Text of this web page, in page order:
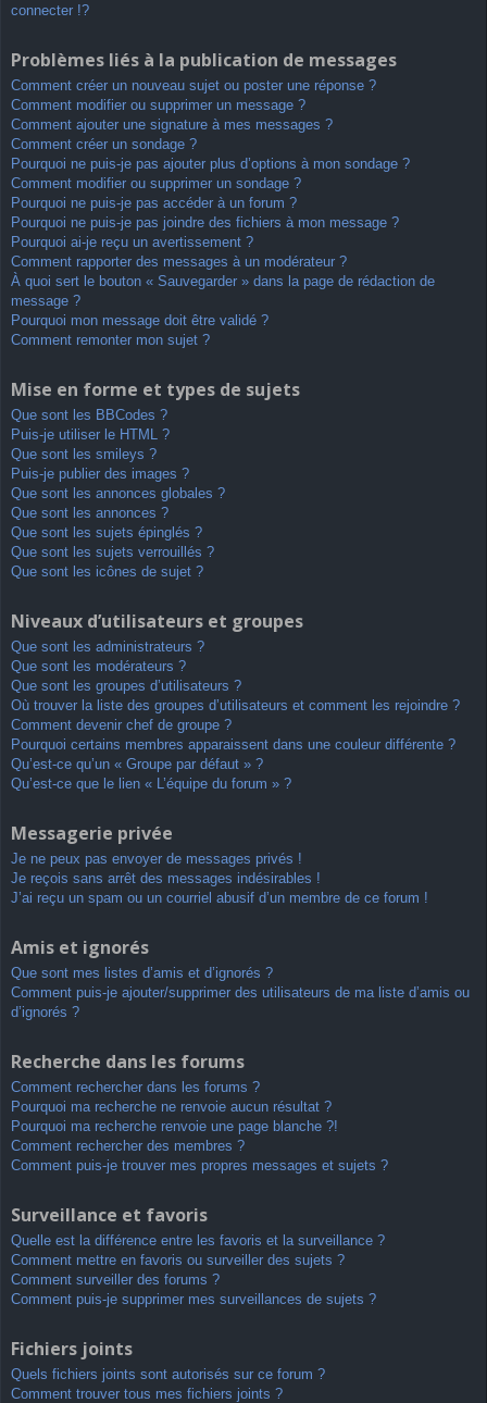
connecter !?
Problèmes liés à la publication de messages
Comment créer un nouveau sujet ou poster une réponse ?
Comment modifier ou supprimer un message ?
Comment ajouter une signature à mes messages ?
Comment créer un sondage ?
Pourquoi ne puis-je pas ajouter plus d’options à mon sondage ?
Comment modifier ou supprimer un sondage ?
Pourquoi ne puis-je pas accéder à un forum ?
Pourquoi ne puis-je pas joindre des fichiers à mon message ?
Pourquoi ai-je reçu un avertissement ?
Comment rapporter des messages à un modérateur ?
À quoi sert le bouton « Sauvegarder » dans la page de rédaction de
message ?
Pourquoi mon message doit être validé ?
Comment remonter mon sujet ?
Mise en forme et types de sujets
Que sont les BBCodes ?
Puis-je utiliser le HTML ?
Que sont les smileys ?
Puis-je publier des images ?
Que sont les annonces globales ?
Que sont les annonces ?
Que sont les sujets épinglés ?
Que sont les sujets verrouillés ?
Que sont les icônes de sujet ?
Niveaux d’utilisateurs et groupes
Que sont les administrateurs ?
Que sont les modérateurs ?
Que sont les groupes d’utilisateurs ?
Où trouver la liste des groupes d’utilisateurs et comment les rejoindre ?
Comment devenir chef de groupe ?
Pourquoi certains membres apparaissent dans une couleur différente ?
Qu’est-ce qu’un « Groupe par défaut » ?
Qu’est-ce que le lien « L’équipe du forum » ?
Messagerie privée
Je ne peux pas envoyer de messages privés !
Je reçois sans arrêt des messages indésirables !
J’ai reçu un spam ou un courriel abusif d’un membre de ce forum !
Amis et ignorés
Que sont mes listes d’amis et d’ignorés ?
Comment puis-je ajouter/supprimer des utilisateurs de ma liste d’amis ou
d’ignorés ?
Recherche dans les forums
Comment rechercher dans les forums ?
Pourquoi ma recherche ne renvoie aucun résultat ?
Pourquoi ma recherche renvoie une page blanche ?!
Comment rechercher des membres ?
Comment puis-je trouver mes propres messages et sujets ?
Surveillance et favoris
Quelle est la différence entre les favoris et la surveillance ?
Comment mettre en favoris ou surveiller des sujets ?
Comment surveiller des forums ?
Comment puis-je supprimer mes surveillances de sujets ?
Fichiers joints
Quels fichiers joints sont autorisés sur ce forum ?
Comment trouver tous mes fichiers joints ?